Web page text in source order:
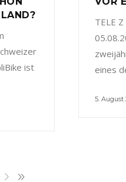
ist
TELE
eines
5. August